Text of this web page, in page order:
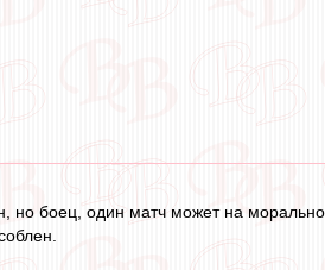
но боец, один матч может на